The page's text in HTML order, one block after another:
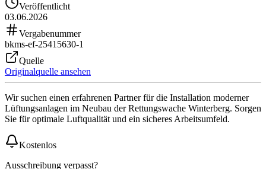
Veröffentlicht
03.06.2026
Vergabenummer
bkms-ef-25415630-1
Quelle
Originalquelle ansehen
Wir suchen einen erfahrenen Partner für die Installation moderner
Lüftungsanlagen im Neubau der Rettungswache Winterberg. Sorgen
Sie für optimale Luftqualität und ein sicheres Arbeitsumfeld.
Kostenlos
Ausschreibung verpasst?